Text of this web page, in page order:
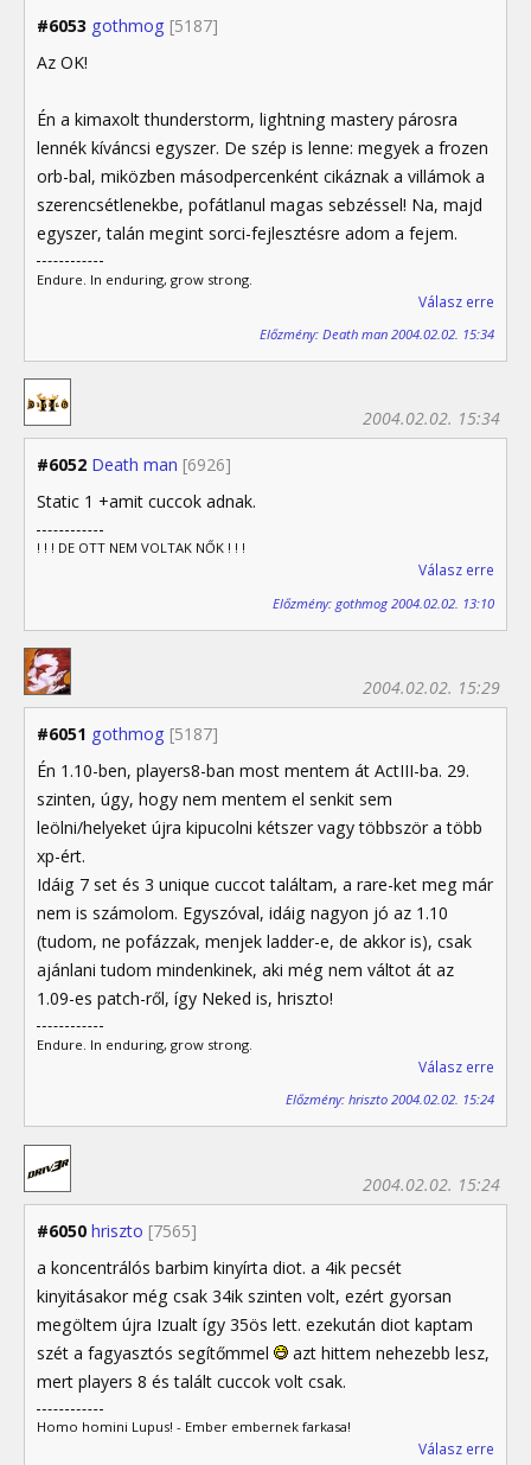
#6053 gothmog [5187]
Az OK!
Én a kimaxolt thunderstorm, lightning mastery párosra
lennék kíváncsi egyszer. De szép is lenne: megyek a frozen
orb-bal, miközben másodpercenként cikáznak a villámok a
szerencsétlenekbe, pofátlanul magas sebzéssel! Na, majd
egyszer, talán megint sorci-fejlesztésre adom a fejem.
Endure. In enduring, grow strong.
Válasz erre
Előzmény: Death man 2004.02.02. 15:34
#6052 Death man [6926]
2004.02.02. 15:34
Static 1 +amit cuccok adnak.
! ! ! DE OTT NEM VOLTAK NŐK ! ! !
Válasz erre
Előzmény: gothmog 2004.02.02. 13:10
#6051 gothmog [5187]
2004.02.02. 15:29
Én 1.10-ben, players8-ban most mentem át ActIII-ba. 29.
szinten, úgy, hogy nem mentem el senkit sem
leölni/helyeket újra kipucolni kétszer vagy többször a több
xp-ért.
Idáig 7 set és 3 unique cuccot találtam, a rare-ket meg már
nem is számolom. Egyszóval, idáig nagyon jó az 1.10
(tudom, ne pofázzak, menjek ladder-e, de akkor is), csak
ajánlani tudom mindenkinek, aki még nem váltot át az
1.09-es patch-ről, így Neked is, hriszto!
Endure. In enduring, grow strong.
Válasz erre
Előzmény: hriszto 2004.02.02. 15:24
#6050 hriszto [7565]
2004.02.02. 15:24
a koncentrálós barbim kinyírta diot. a 4ik pecsét
kinyitásakor még csak 34ik szinten volt, ezért gyorsan
megöltem újra Izualt így 35ös lett. ezekután diot kaptam
szét a fagyasztós segítőmmel
azt hittem nehezebb lesz,
mert players 8 és talált cuccok volt csak.
Homo homini Lupus! - Ember embernek farkasa!
Válasz erre